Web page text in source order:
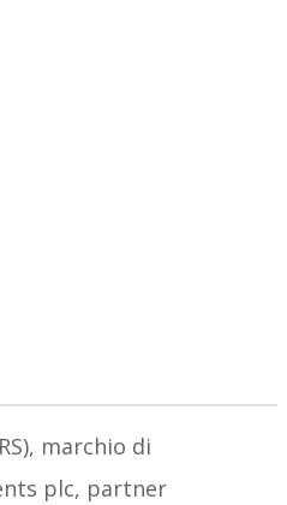
marchio di
plc, partner